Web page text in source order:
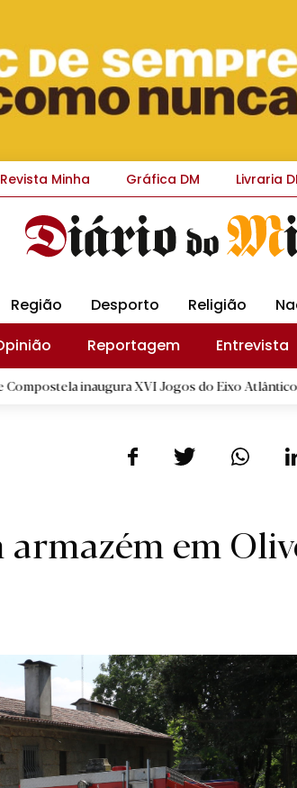
Revista Minha Gráfica DM Livraria
Região Desporto Religião
Reportagem Entrevista
XVI Jogos do Eixo Atlântico com mais
em